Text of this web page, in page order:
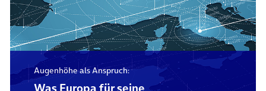
Augenhöhe als Anspruch: